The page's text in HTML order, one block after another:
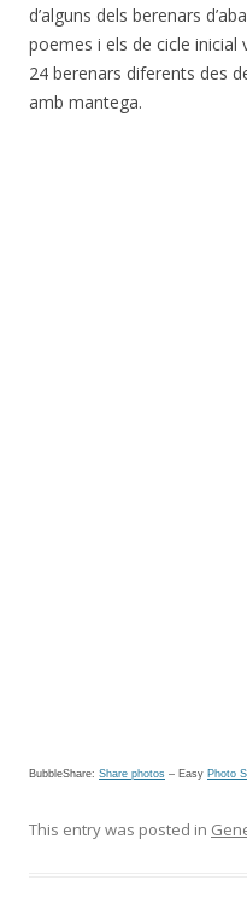
d’alguns dels berenars
poemes i els de cicle
24 berenars diferents des
amb mantega.
BubbleShare: Share photos – Easy Photo
This entry was posted in